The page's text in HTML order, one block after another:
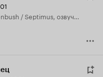
/ Septimus, озвучка